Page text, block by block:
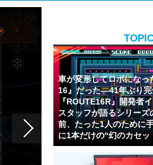
車が変形してロボになっ
16』だった―41年ぶり完
『ROUTE16R』開発者
スタッフが語るシリー
前、たった1人のために
に1本だけの“幻のカセッ